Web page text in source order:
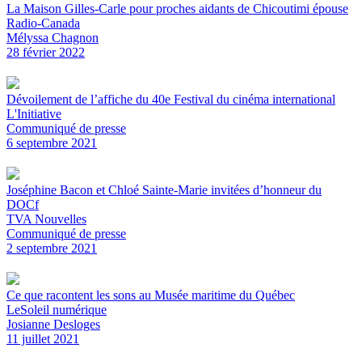
La Maison Gilles-Carle pour proches aidants de Chicoutimi épouse
Radio-Canada
Mélyssa Chagnon
28 février 2022
Dévoilement de l’affiche du 40e Festival du cinéma international
L'Initiative
Communiqué de presse
6 septembre 2021
Joséphine Bacon et Chloé Sainte-Marie invitées d’honneur du
DOCf
TVA Nouvelles
Communiqué de presse
2 septembre 2021
Ce que racontent les sons au Musée maritime du Québec
LeSoleil numérique
Josianne Desloges
11 juillet 2021